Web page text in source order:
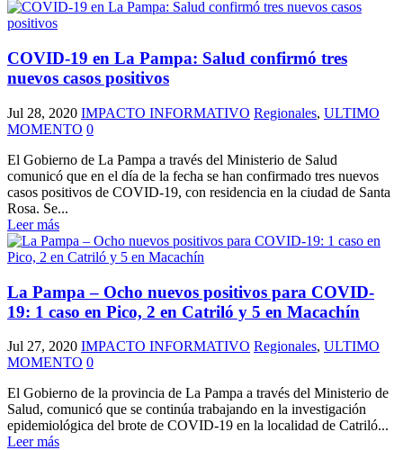
COVID-19 en La Pampa: Salud confirmó tres
nuevos casos positivos
Jul 28, 2020 IMPACTO INFORMATIVO Regionales, ULTIMO
MOMENTO 0
El Gobierno de La Pampa a través del Ministerio de Salud
comunicó que en el día de la fecha se han confirmado tres nuevos
casos positivos de COVID-19, con residencia en la ciudad de Santa
Rosa. Se...
Leer más
La Pampa – Ocho nuevos positivos para COVID-
19: 1 caso en Pico, 2 en Catriló y 5 en Macachín
Jul 27, 2020 IMPACTO INFORMATIVO Regionales, ULTIMO
MOMENTO 0
El Gobierno de la provincia de La Pampa a través del Ministerio de
Salud, comunicó que se continúa trabajando en la investigación
epidemiológica del brote de COVID-19 en la localidad de Catriló...
Leer más